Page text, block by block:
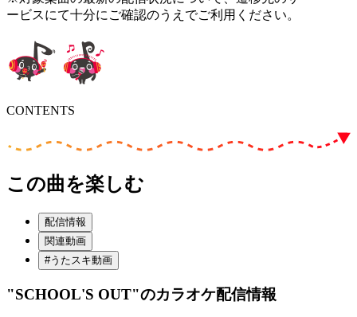
ービスにて十分にご確認のうえでご利用ください。
CONTENTS
この曲を楽しむ
配信情報
関連動画
#うたスキ動画
"SCHOOL'S OUT"のカラオケ配信情報